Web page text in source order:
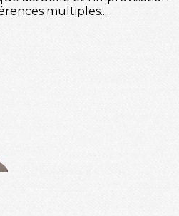
multiples....